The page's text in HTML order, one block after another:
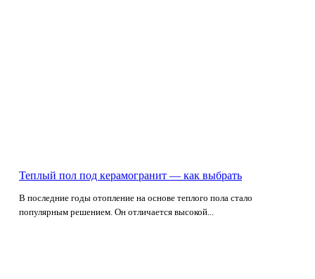
Теплый пол под керамогранит — как выбрать
В последние годы отопление на основе теплого пола стало
популярным решением. Он отличается высокой...